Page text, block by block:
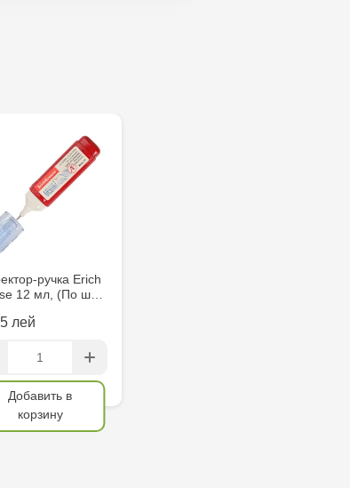
ручка Erich
12 мл, (По ш…
лей
Добавить в
корзину